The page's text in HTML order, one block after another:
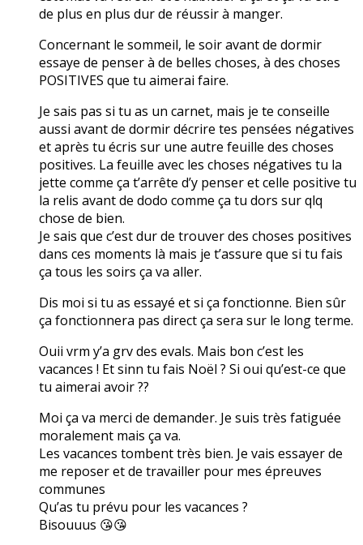
de plus en plus dur de réussir à manger.
Concernant le sommeil, le soir avant de dormir
essaye de penser à de belles choses, à des choses
POSITIVES que tu aimerai faire.
Je sais pas si tu as un carnet, mais je te conseille
aussi avant de dormir décrire tes pensées négatives
et après tu écris sur une autre feuille des choses
positives. La feuille avec les choses négatives tu la
jette comme ça t’arrête d’y penser et celle positive tu
la relis avant de dodo comme ça tu dors sur qlq
chose de bien.
Je sais que c’est dur de trouver des choses positives
dans ces moments là mais je t’assure que si tu fais
ça tous les soirs ça va aller.
Dis moi si tu as essayé et si ça fonctionne. Bien sûr
ça fonctionnera pas direct ça sera sur le long terme.
Ouii vrm y’a grv des evals. Mais bon c’est les
vacances ! Et sinn tu fais Noël ? Si oui qu’est-ce que
tu aimerai avoir ??
Moi ça va merci de demander. Je suis très fatiguée
moralement mais ça va.
Les vacances tombent très bien. Je vais essayer de
me reposer et de travailler pour mes épreuves
communes
Qu’as tu prévu pour les vacances ?
Bisouuus 😘😘